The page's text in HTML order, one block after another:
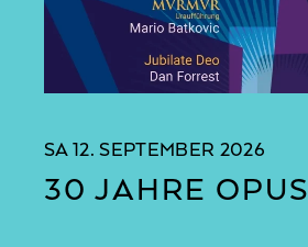
SA12. SEPTEMBER 2026
30 JAHRE OPUS